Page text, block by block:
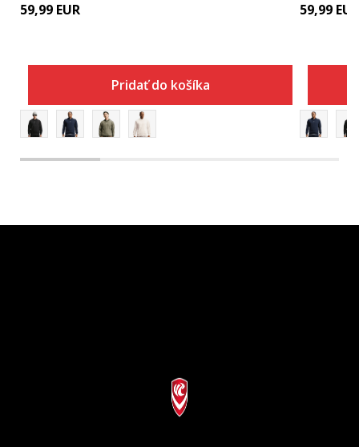
59,99 EUR
Pridať do košíka
59,99 EUR